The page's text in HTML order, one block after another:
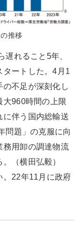
推移
れること5年、
タートした。4月1
の不足が深刻化し
大960時間の上限
に伴う国内総輸送
問題」の克服に向
務用卸の調達物流
（横田弘毅）
。22年11月に政府